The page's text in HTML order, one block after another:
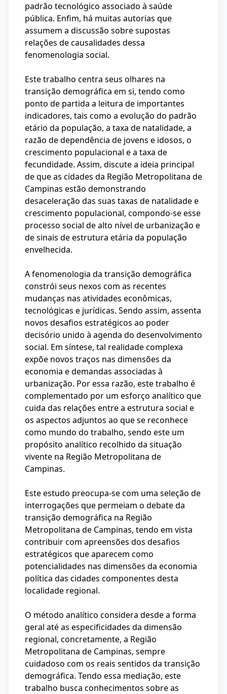
padrão tecnológico associado à saúde
pública. Enfim, há muitas autorias que
assumem a discussão sobre supostas
relações de causalidades dessa
fenomenologia social.
Este trabalho centra seus olhares na
transição demográfica em si, tendo como
ponto de partida a leitura de importantes
indicadores, tais como a evolução do padrão
etário da população, a taxa de natalidade, a
razão de dependência de jovens e idosos, o
crescimento populacional e a taxa de
fecundidade. Assim, discute a ideia principal
de que as cidades da Região Metropolitana de
Campinas estão demonstrando
desaceleração das suas taxas de natalidade e
crescimento populacional, compondo-se esse
processo social de alto nível de urbanização e
de sinais de estrutura etária da população
envelhecida.
A fenomenologia da transição demográfica
constrói seus nexos com as recentes
mudanças nas atividades econômicas,
tecnológicas e jurídicas. Sendo assim, assenta
novos desafios estratégicos ao poder
decisório unido à agenda do desenvolvimento
social. Em síntese, tal realidade complexa
expõe novos traços nas dimensões da
economia e demandas associadas à
urbanização. Por essa razão, este trabalho é
complementado por um esforço analítico que
cuida das relações entre a estrutura social e
os aspectos adjuntos ao que se reconhece
como mundo do trabalho, sendo este um
propósito analítico recolhido da situação
vivente na Região Metropolitana de
Campinas.
Este estudo preocupa-se com uma seleção de
interrogações que permeiam o debate da
transição demográfica na Região
Metropolitana de Campinas, tendo em vista
contribuir com apreensões dos desafios
estratégicos que aparecem como
potencialidades nas dimensões da economia
política das cidades componentes desta
localidade regional.
O método analítico considera desde a forma
geral até as especificidades da dimensão
regional, concretamente, a Região
Metropolitana de Campinas, sempre
cuidadoso com os reais sentidos da transição
demográfica. Tendo essa mediação, este
trabalho busca conhecimentos sobre as